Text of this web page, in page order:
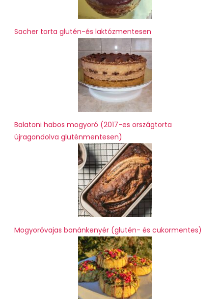
Sacher torta glutén-és laktózmentesen
Balatoni habos mogyoró (2017-es országtorta
újragondolva gluténmentesen)
Mogyoróvajas banánkenyér (glutén- és cukormentes)